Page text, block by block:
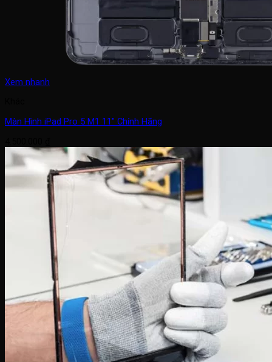
Xem nhanh
Màn Hình iPad Pro 5 M1 11″ Chính Hãng